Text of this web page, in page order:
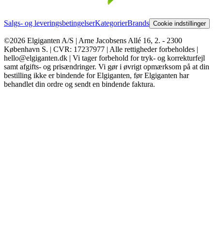
Salgs- og leveringsbetingelserKategorierBrands Cookie indstillinger
©2026 Elgiganten A/S | Arne Jacobsens Allé 16, 2. - 2300
København S. | CVR: 17237977 | Alle rettigheder forbeholdes |
hello@elgiganten.dk | Vi tager forbehold for tryk- og korrekturfejl
samt afgifts- og prisændringer. Vi gør i øvrigt opmærksom på at din
bestilling ikke er bindende for Elgiganten, før Elgiganten har
behandlet din ordre og sendt en bindende faktura.